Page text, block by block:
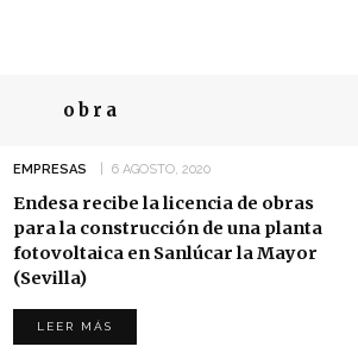
obra
EMPRESAS 6 AGOSTO, 2020
Endesa recibe la licencia de obras
para la construcción de una planta
fotovoltaica en Sanlúcar la Mayor
(Sevilla)
LEER MÁS